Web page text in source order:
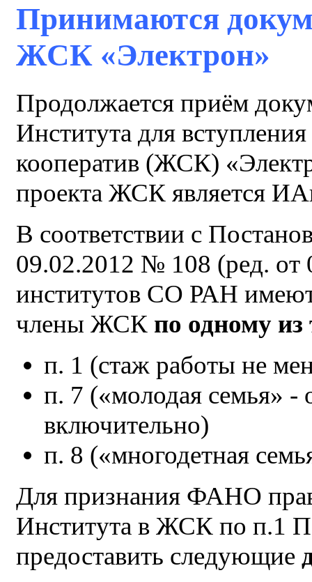
Принимаются
ЖСК «Электрон»
Продолжается приём
Института для
кооператив (ЖСК)
проекта ЖСК является
В соответствии с
09.02.2012 № 108 (ред. от
институтов СО РАН
члены ЖСК по одному из
п. 1 (стаж работы не
п. 7 («молодая семья» -
включительно)
п. 8 («многодетная
Для признания ФАНО
Института в ЖСК по п.1
предоставить следующие